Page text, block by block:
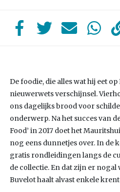
De foodie, die alles wat hij eet
nieuwerwets verschijnsel.
ons dagelijks brood voor
onderwerp. Na het succes van
Food’ in 2017 doet het
nog eens dunnetjes over. In de
gratis rondleidingen langs de
de collectie. En dat zijn er
Buvelot haalt alvast enkele